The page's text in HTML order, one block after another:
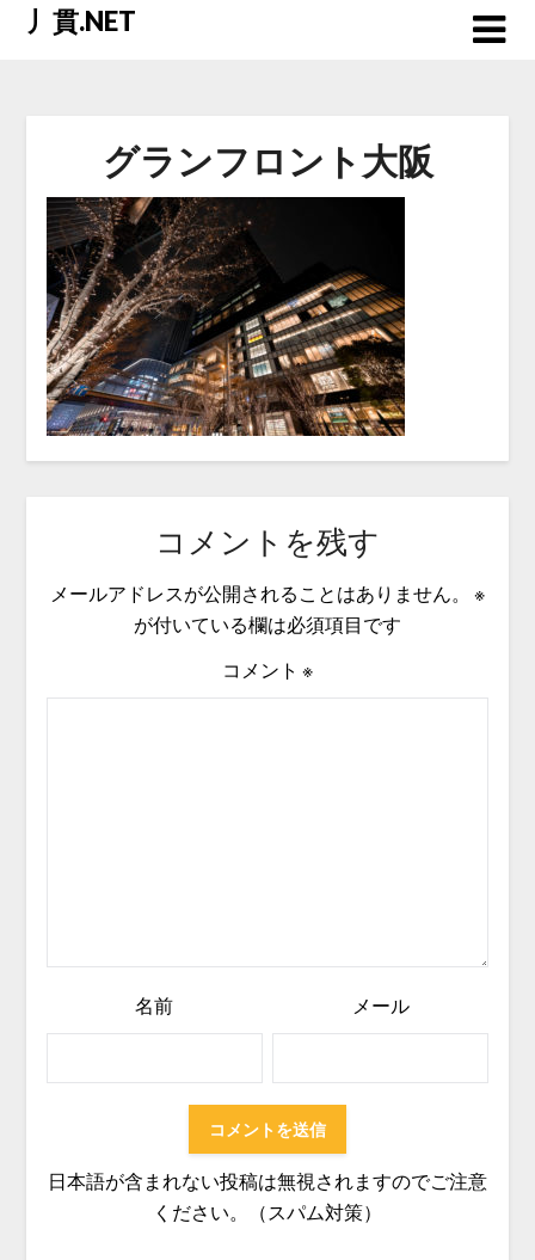
Skip丿貫.NET
グランフロント大阪
コメントを残す
メールアドレスが公開されることはありません。
※
が付いている欄は必須項目です
コメント ※
名前 メール
日本語が含まれない投稿は無視されますのでご注意
ください。（スパム対策）